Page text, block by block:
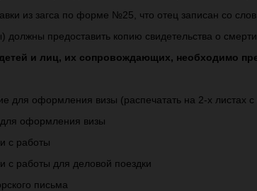
из загса по форме №25, что отец записан со
должны предоставить копию свидетельства о смерти
и лиц, их сопровождающих, необходимо
для оформления визы (распечатать на 2-х листах
оформления визы
с работы
с работы для деловой поездки
письма